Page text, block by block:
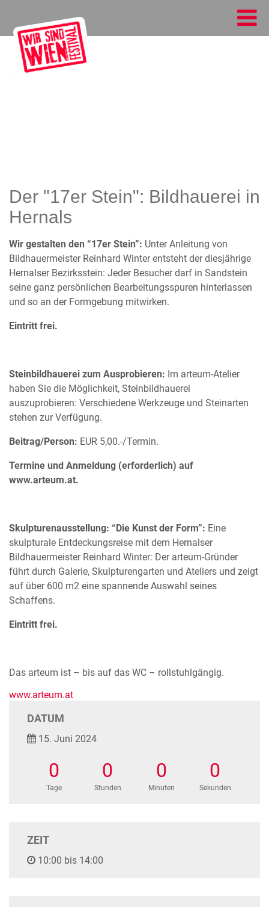
Der "17er Stein": Bildhauerei in
Hernals
Wir gestalten den “17er Stein”: Unter Anleitung von
Bildhauermeister Reinhard Winter entsteht der diesjährige
Hernalser Bezirksstein: Jeder Besucher darf in Sandstein
seine ganz persönlichen Bearbeitungsspuren hinterlassen
und so an der Formgebung mitwirken.
Eintritt frei.
Steinbildhauerei zum Ausprobieren: Im arteum-Atelier
haben Sie die Möglichkeit, Steinbildhauerei
auszuprobieren: Verschiedene Werkzeuge und Steinarten
stehen zur Verfügung.
Beitrag/Person: EUR 5,00.-/Termin.
Termine und Anmeldung (erforderlich) auf
www.arteum.at.
Skulpturenausstellung: “Die Kunst der Form”: Eine
skulpturale Entdeckungsreise mit dem Hernalser
Bildhauermeister Reinhard Winter: Der arteum-Gründer
führt durch Galerie, Skulpturengarten und Ateliers und zeigt
auf über 600 m2 eine spannende Auswahl seines
Schaffens.
Eintritt frei.
Das arteum ist – bis auf das WC – rollstuhlgängig.
www.arteum.at
DATUM
15. Juni 2024
0
Tage
0
Stunden
0
Minuten
0
Sekunden
ZEIT
10:00 bis 14:00